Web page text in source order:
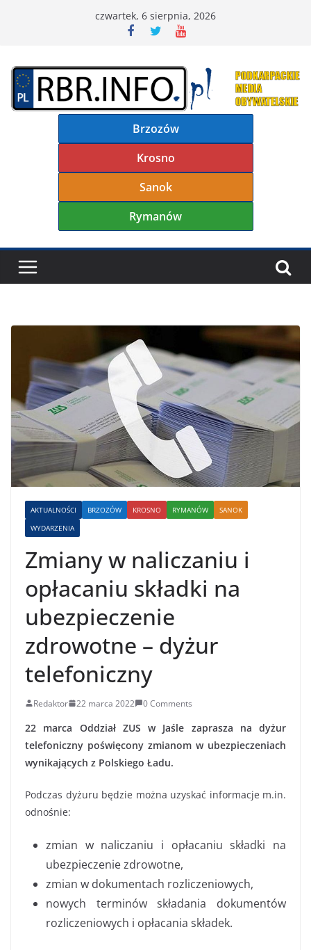
czwartek, 6 sierpnia, 2026
Brzozów
Krosno
Sanok
Rymanów
AKTUALNOŚCI BRZOZÓW KROSNO RYMANÓW
SANOK
WYDARZENIA
Zmiany w naliczaniu i
opłacaniu składki na
ubezpieczenie
zdrowotne – dyżur
telefoniczny
Redaktor 22 marca 2022 0 Comments
22 marca Oddział ZUS w Jaśle zaprasza na dyżur
telefoniczny poświęcony zmianom w ubezpieczeniach
wynikających z Polskiego Ładu.
Podczas dyżuru będzie można uzyskać informacje m.in.
odnośnie:
zmian w naliczaniu i opłacaniu składki na
ubezpieczenie zdrowotne,
zmian w dokumentach rozliczeniowych,
nowych terminów składania dokumentów
rozliczeniowych i opłacania składek.